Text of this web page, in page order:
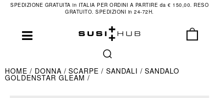
SPEDIZIONE GRATUITA in ITALIA PER ORDINI A PARTIRE da € 150,00. RESO
GRATUITO. SPEDIZIONI in 24-72H.
HOME DONNA SCARPE SANDALI SANDALO
GOLDENSTAR GLEAM